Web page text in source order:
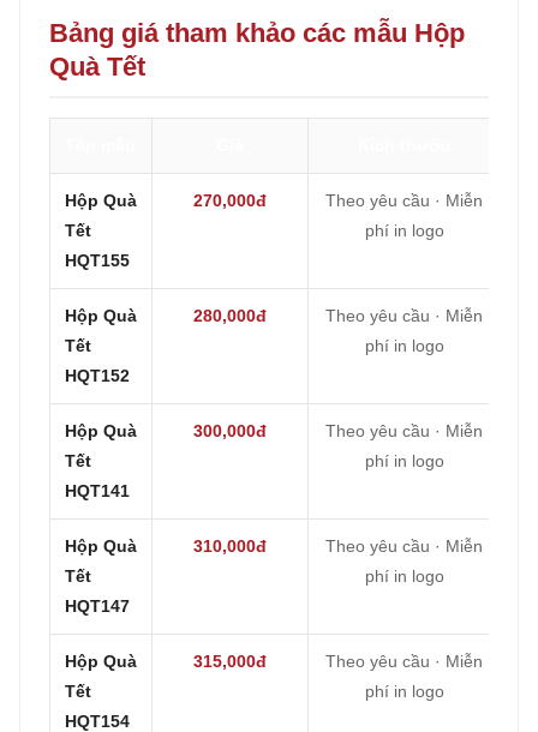
Bảng giá tham khảo các mẫu Hộp
Quà Tết
Hộp Quà
Tết
HQT155
270,000đ
Theo yêu cầu · Miễn
phí in logo
Hộp Quà
Tết
HQT152
280,000đ
Theo yêu cầu · Miễn
phí in logo
Hộp Quà
Tết
HQT141
300,000đ
Theo yêu cầu · Miễn
phí in logo
Hộp Quà
Tết
HQT147
310,000đ
Theo yêu cầu · Miễn
phí in logo
Hộp Quà
Tết
HQT154
315,000đ
Theo yêu cầu · Miễn
phí in logo